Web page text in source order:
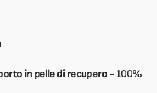
in pelle di recupero - 100%